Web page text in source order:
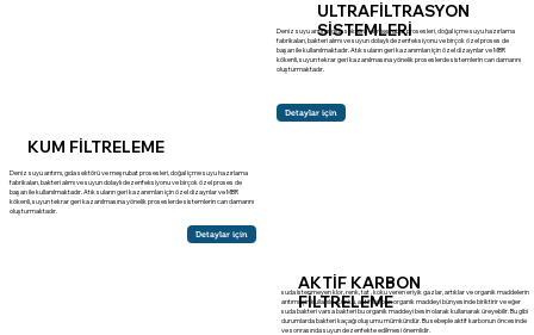
ULTRAFİLTRASYON
SİSTEMLERİ
Deniz suyu arıtımı, gıda sektörü ve meşrubat prosesleri, doğal içme suyu hazırlama
fabrikaları, bakteri alımı ve suyun dolaylı dezenfeksiyonu ve birçok özel proses de
başarı ile kullanılmaktadır. Atık suların geri kazanımları için özel dizaynlar ve MBR
kökenli, suyun tekrar geri kazanılmasına yönelik proseslerde sistemlerin can damarını
oluşturmaktadır.
Detaylar için
KUM FİLTRELEME
Deniz suyu arıtımı, gıda sektörü ve meşrubat prosesleri, doğal içme suyu hazırlama
fabrikaları, bakteri alımı ve suyun dolaylı dezenfeksiyonu ve birçok özel proses de
başarı ile kullanılmaktadır. Atık suların geri kazanımları için özel dizaynlar ve MBR
kökenli, suyun tekrar geri kazanılmasına yönelik proseslerde sistemlerin can damarını
oluşturmaktadır.
Detaylar için
suda istenmeyen klor, renk, tat , koku veren eriyik gazlar, artıklar ve organik maddelerin
arıtımı için kullanılır. Çünkü, aktif karbon organik maddeyi bünyesinde biriktirir ve eğer
suda bakteri varsa bakteri bu organik maddeyi besin olarak kullanarak üreyebilir. Bu gibi
durumlarda bakteri kaçağı oluşumu mümkündür. Bu sebeple aktif karbonun öncesinde
ve sonrasında suyun dezenfekte edilmesi önemlidir.
AKTİF KARBON
FİLTRELEME